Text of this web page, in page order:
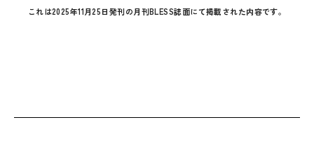
これは2025年11月25日発刊の月刊BLESS誌面にて掲載された内容です。